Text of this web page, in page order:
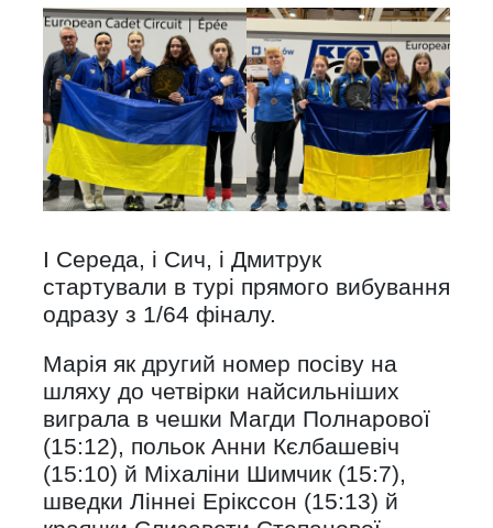
І Середа, і Сич, і Дмитрук
стартували в турі прямого вибування
одразу з 1/64 фіналу.
Марія як другий номер посіву на
шляху до четвірки найсильніших
виграла в чешки Магди Полнарової
(15:12), польок Анни Кєлбашевіч
(15:10) й Міхаліни Шимчик (15:7),
шведки Ліннеі Ерікссон (15:13) й